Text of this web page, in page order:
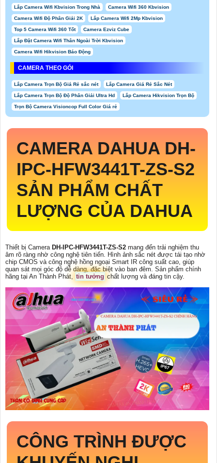
Lắp Camera Wifi Kbvision Trong Nhà Camera Wifi 360 Kbvision
Camera Wifi Độ Phân Giải 2K Lắp Camera Wifi 2Mp Kbvision
Top 5 Camera Wifi 360 Tốt Camera Ezviz Cube
Lắp Đặt Camera Wifi Thân Ngoài Trời Kbvision
Camera Wifi Hikvision Báo Động
CAMERA THEO GÓI
Lắp Camera Trọn Bộ Giá Rẻ sắc nét Lắp Camera Giá Rẻ Sắc Nét
Lắp Camera Trọn Bộ Độ Phân Giải Ultra Hd Lắp Camera Hikvision Trọn Bộ
Trọn Bộ Camera Visioncop Full Color Giá rẻ
CAMERA DAHUA DH-
IPC-HFW3441T-ZS-S2
SẢN PHẨM CHẤT
LƯỢNG CỦA DAHUA
Thiết bị Camera DH-IPC-HFW3441T-ZS-S2 mang đến trải nghiệm thu
âm rõ ràng nhờ công nghệ tiên tiến. Hình ảnh sắc nét được tái tạo nhờ
chip CMOS và công nghệ hồng ngoại Smart IR công suất cao, giúp
quan sát mọi góc độ dễ dàng, đặc biệt vào ban đêm. Sản phẩm chính
hãng tại An Thành Phát,
tin tưởng chất lượng và đáng tin cậy.
CÔNG TRÌNH ĐƯỢC